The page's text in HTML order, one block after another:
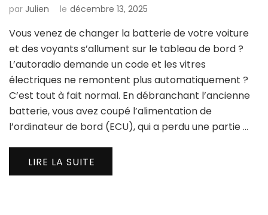
par Julien le décembre 13, 2025
Vous venez de changer la batterie de votre voiture
et des voyants s’allument sur le tableau de bord ?
L’autoradio demande un code et les vitres
électriques ne remontent plus automatiquement ?
C’est tout à fait normal. En débranchant l’ancienne
batterie, vous avez coupé l’alimentation de
l’ordinateur de bord (ECU), qui a perdu une partie …
LIRE LA SUITE